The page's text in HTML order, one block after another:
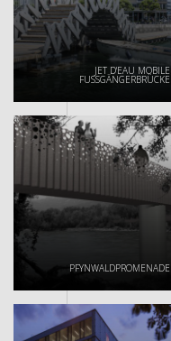
JET D'EAU MOBILE
FUSSGÄNGERBRÜCKE
PFYNWALDPROMENADE